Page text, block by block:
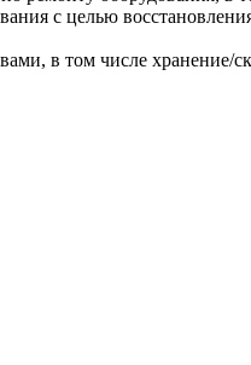
с целью
в том числе